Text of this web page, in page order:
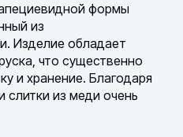
формы
из
Изделие обладает
что существенно
и хранение. Благодаря
слитки из меди очень